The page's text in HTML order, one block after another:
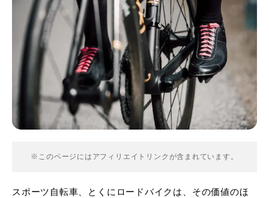
※このページにはアフィリエイトリンクが含まれています。
スポーツ自転車、とくにロードバイクは、その価値のほ